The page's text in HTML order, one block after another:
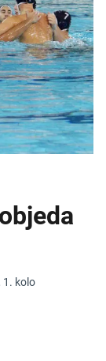
1. kolo